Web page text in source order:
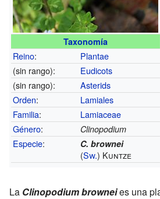
Taxonomía
Reino:
Plantae
(sin rango):
Eudicots
(sin rango):
Asterids
Orden:
Lamiales
Familia:
Lamiaceae
Género: Clinopodium
Especie: C. brownei
(Sw.) Kuntze
La Clinopodium browneies una